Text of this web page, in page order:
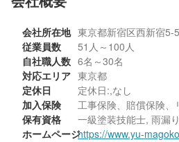
会社所在地 東京都新宿区西新宿5-
従業員数
51人～100人
自社職人数 6名～30名
対応エリア 東京都
定休日
定休日:,なし
加入保険
工事保険、賠償保険、
保有資格
一級塗装技能士, 雨漏
ホームページhttps://www.yu-